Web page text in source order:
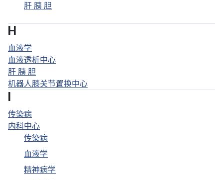
肝 胰 胆
H
血液学
血液透析中心
肝 胰 胆
机器人膝关节置换中心
I
传染病
内科中心
传染病
血液学
精神病学